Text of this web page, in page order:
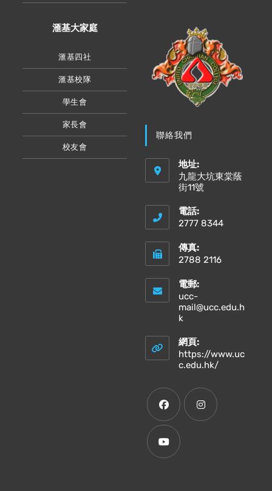
滙基大家庭
滙基四社
滙基校隊
學生會
家長會
校友會
聯絡我們
地址:
九龍大坑東棠蔭
街11號
電話:
2777 8344
傳真:
2788 2116
電郵:
ucc-
mail@ucc.edu.h
k
your
application
網頁:
https://www.uc
c.edu.hk/Opens
Opens
in